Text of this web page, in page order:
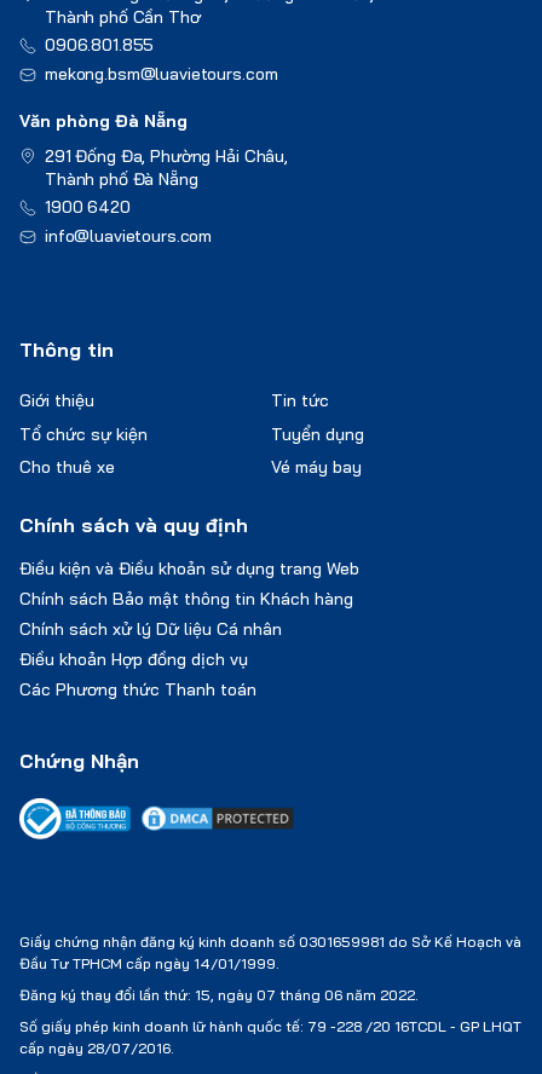
Chứng Nhận
Giấy chứng nhận đăng ký kinh doanh số 0301659981 do Sở Kế Hoạch và
Đầu Tư TPHCM cấp ngày 14/01/1999.
Đăng ký thay đổi lần thứ: 15, ngày 07 tháng 06 năm 2022.
Số giấy phép kinh doanh lữ hành quốc tế: 79 -228 /20 16TCDL - GP LHQT
cấp ngày 28/07/2016.
Thành phố Cần Thơ
0906.801.855
mekong.bsm@luavietours.com
Văn phòng Đà Nẵng
291 Đống Đa, Phường Hải Châu,
Thành phố Đà Nẵng
1900 6420
info@luavietours.com
Thông tin
Giới thiệu
Tổ chức sự kiện
Cho thuê xe
Vé máy bay
Tin tức
Tuyển dụng
Chính sách và quy định
Điều kiện và Điều khoản sử dụng trang Web
Chính sách Bảo mật thông tin Khách hàng
Chính sách xử lý Dữ liệu Cá nhân
Điều khoản Hợp đồng dịch vụ
Các Phương thức Thanh toán